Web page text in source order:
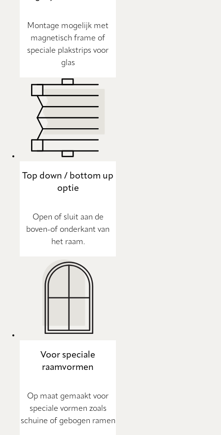
Montage mogelijk met
magnetisch frame of
speciale plakstrips voor
glas
Top down / bottom up
optie
Open of sluit aan de
boven-of onderkant van
het raam.
Voor speciale
raamvormen
Op maat gemaakt voor
speciale vormen zoals
schuine of gebogen ramen